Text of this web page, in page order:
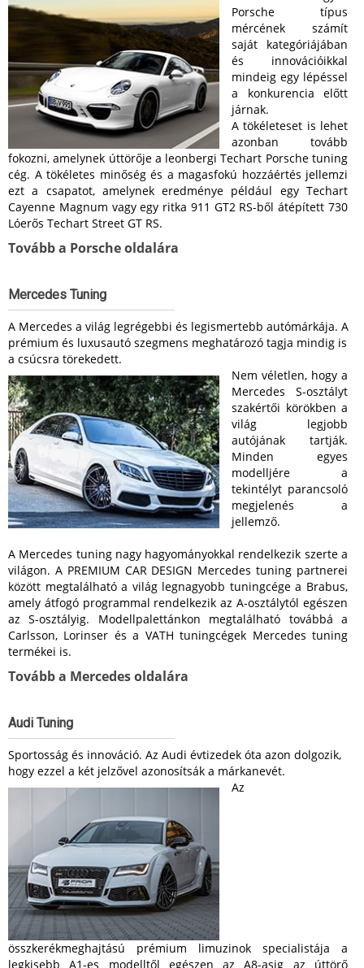
Porsche típus
mércének számít
saját kategóriájában
és innovációikkal
mindeig egy lépéssel
a konkurencia előtt
járnak.
A tökéleteset is lehet
azonban tovább
fokozni, amelynek úttörője a leonbergi Techart Porsche tuning
cég. A tökéletes minőség és a magasfokú hozzáértés jellemzi
ezt a csapatot, amelynek eredménye például egy Techart
Cayenne Magnum vagy egy ritka 911 GT2 RS-ből átépített 730
Lóerős Techart Street GT RS.
Tovább a Porsche oldalára
Mercedes Tuning
A Mercedes a világ legrégebbi és legismertebb autómárkája. A
prémium és luxusautó szegmens meghatározó tagja mindig is
a csúcsra törekedett.
Nem véletlen, hogy a
Mercedes S-osztályt
szakértői körökben a
világ legjobb
autójának tartják.
Minden egyes
modelljére a
tekintélyt parancsoló
megjelenés a
jellemző.
A Mercedes tuning nagy hagyományokkal rendelkezik szerte a
világon. A PREMIUM CAR DESIGN Mercedes tuning partnerei
között megtalálható a világ legnagyobb tuningcége a Brabus,
amely átfogó programmal rendelkezik az A-osztálytól egészen
az S-osztályig. Modellpalettánkon megtalálható továbbá a
Carlsson, Lorinser és a VATH tuningcégek Mercedes tuning
termékei is.
Tovább a Mercedes oldalára
Audi Tuning
Sportosság és innováció. Az Audi évtizedek óta azon dolgozik,
hogy ezzel a két jelzővel azonosítsák a márkanevét.
Az
összkerékmeghajtású prémium limuzinok specialistája a
legkisebb A1-es modelltől egészen az A8-asig az úttörő